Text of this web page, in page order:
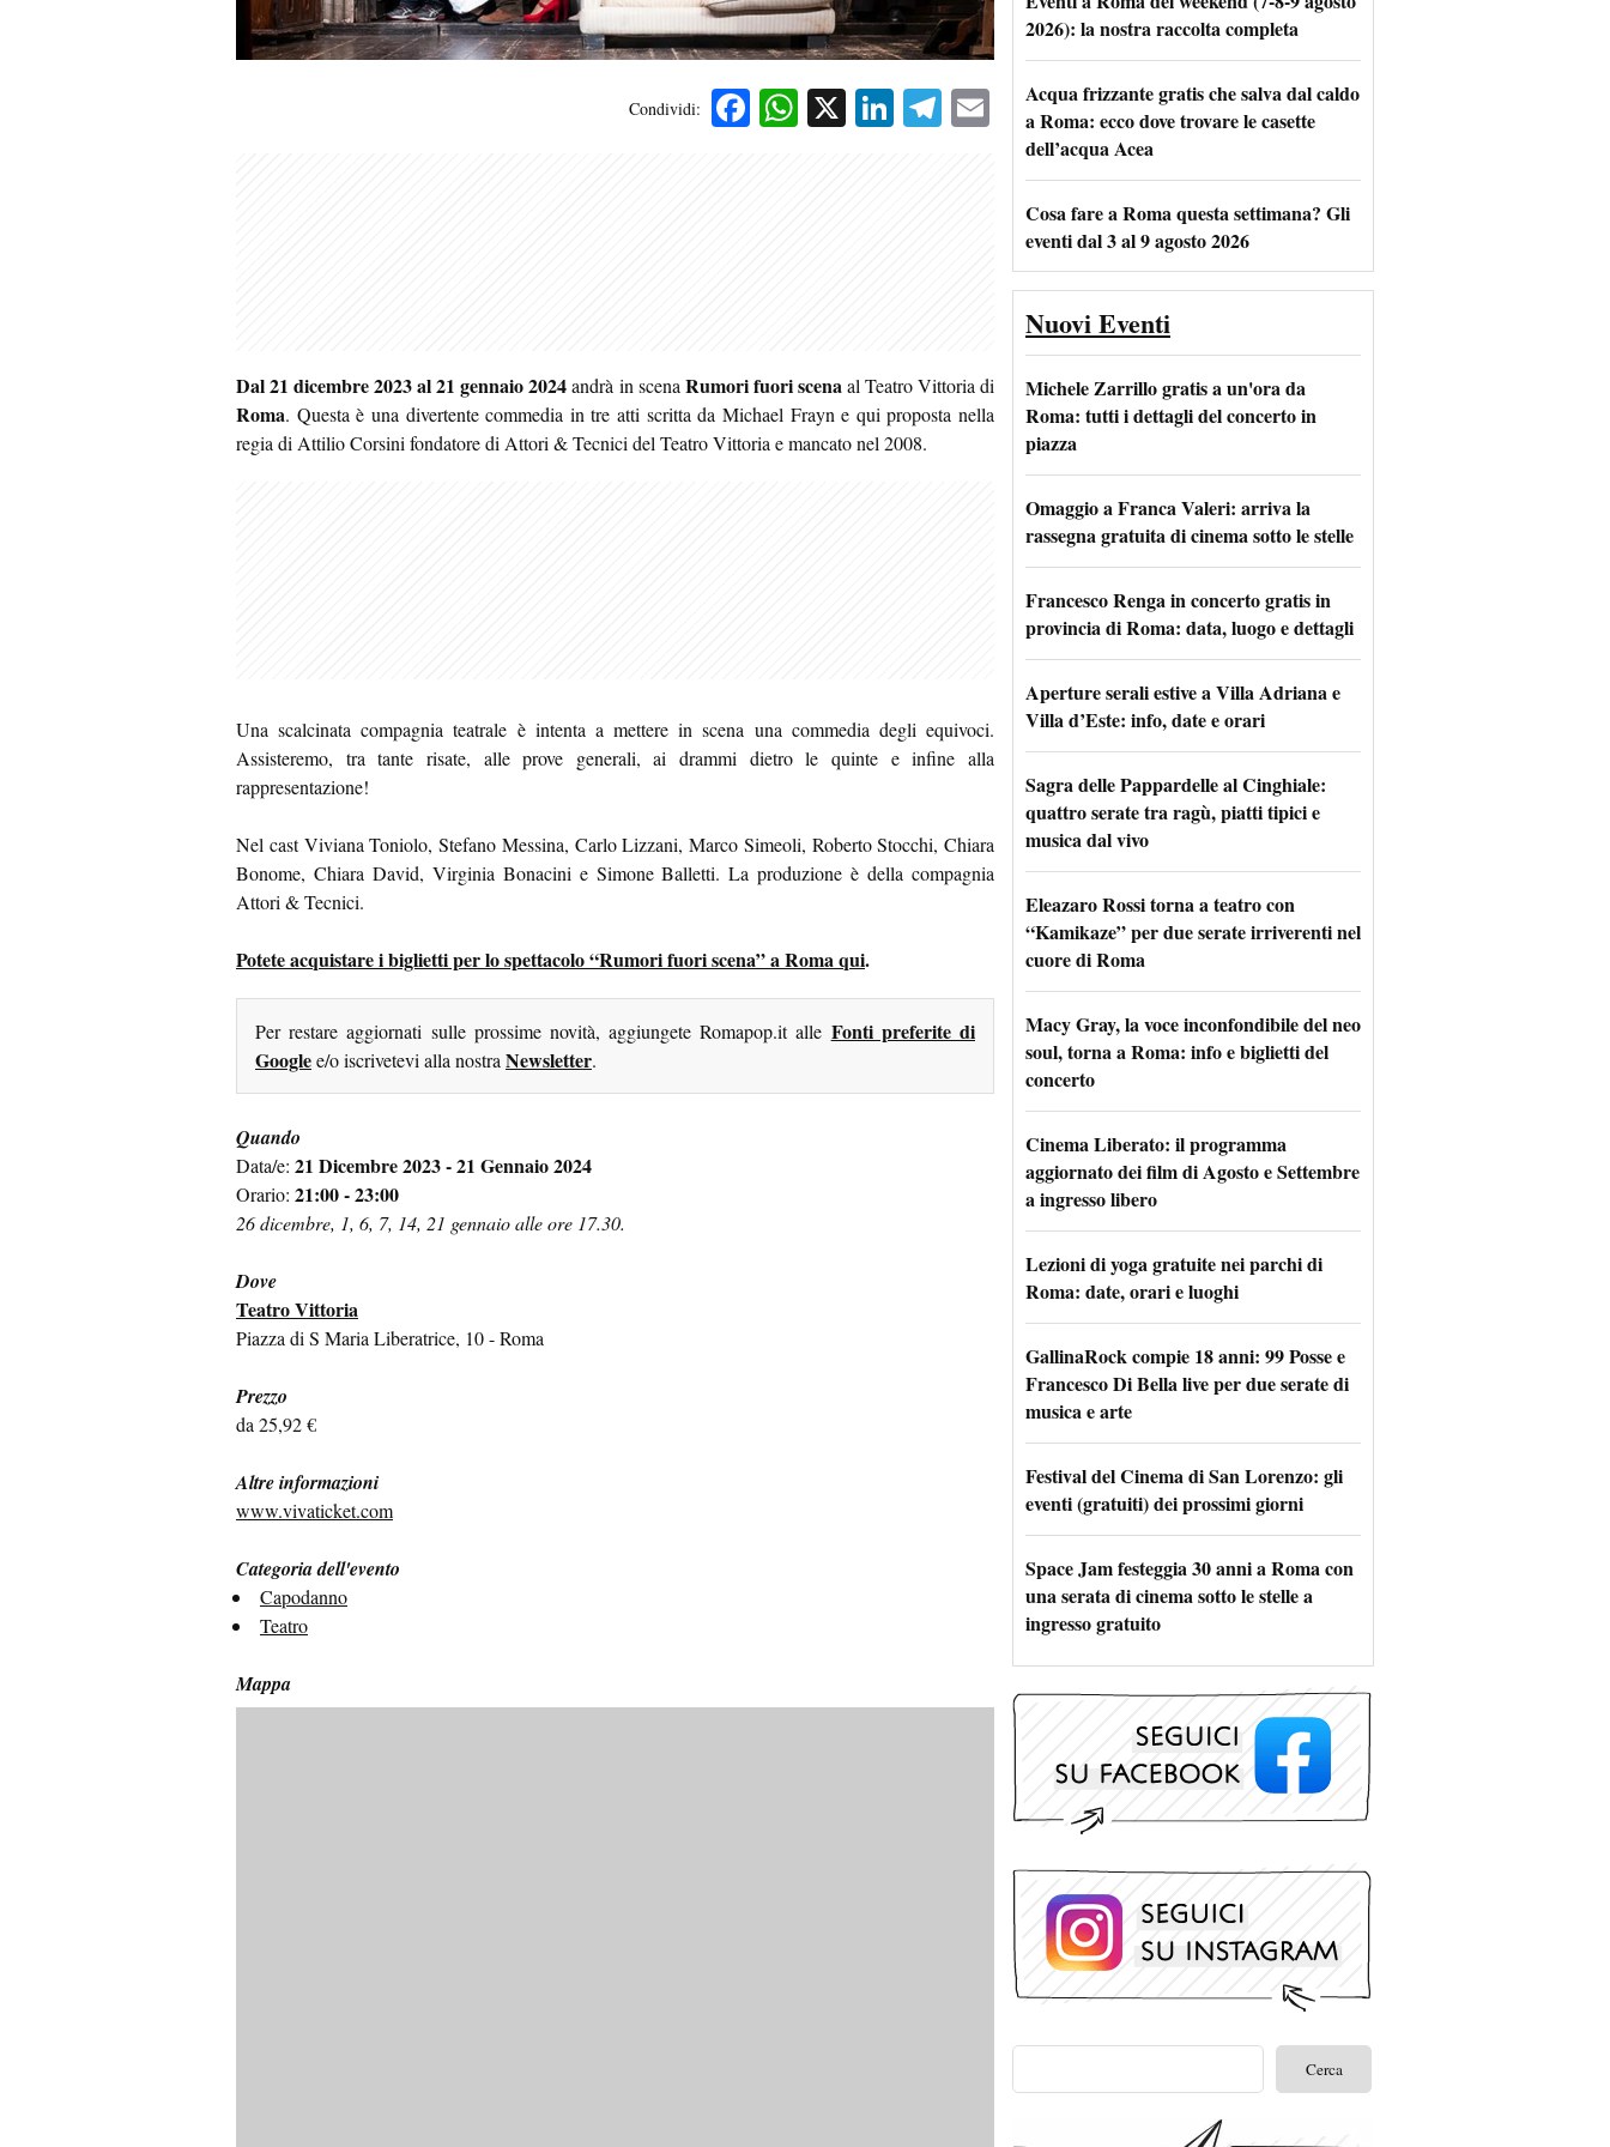
Condividi: Facebook
WhatsApp
X LinkedIn
Telegram
Email
Dal 21 dicembre 2023 al 21 gennaio 2024andrà in scenaRumori fuori scenaal Teatro Vittoria di
Roma. Questa è una divertente commedia in tre atti scritta da Michael Frayn e qui proposta nella
regia di Attilio Corsini fondatore di Attori & Tecnici del Teatro Vittoria e mancato nel 2008.
Una scalcinata compagnia teatrale è intenta a mettere in scena una commedia degli equivoci.
Assisteremo, tra tante risate, alle prove generali, ai drammi dietro le quinte e infine alla
rappresentazione!
Nel cast Viviana Toniolo, Stefano Messina, Carlo Lizzani, Marco Simeoli, Roberto Stocchi, Chiara
Bonome, Chiara David, Virginia Bonacini e Simone Balletti. La produzione è della compagnia
Attori & Tecnici.
Potete acquistare i biglietti per lo spettacolo “Rumori fuori scena” a Roma qui.
Per restare aggiornati sulle prossime novità, aggiungete Romapop.it alle Fonti preferite di
Googlee/o iscrivetevi alla nostraNewsletter.
Quando
Data/e: 21 Dicembre 2023 - 21 Gennaio 2024
Orario: 21:00 - 23:00
26 dicembre, 1, 6, 7, 14, 21 gennaio alle ore 17.30.
Dove
Teatro Vittoria
Piazza di S Maria Liberatrice, 10 - Roma
Prezzo
da 25,92 €
Altre informazioni
www.vivaticket.com
Categoria dell'evento
Capodanno
Teatro
Mappa
2026): la nostra raccolta completa
Acqua frizzante gratis che salva dal caldo
a Roma: ecco dove trovare le casette
dell’acqua Acea
Cosa fare a Roma questa settimana? Gli
eventi dal 3 al 9 agosto 2026
Nuovi Eventi
Michele Zarrillo gratis a un'ora da
Roma: tutti i dettagli del concerto in
piazza
Omaggio a Franca Valeri: arriva la
rassegna gratuita di cinema sotto le stelle
Francesco Renga in concerto gratis in
provincia di Roma: data, luogo e dettagli
Aperture serali estive a Villa Adriana e
Villa d’Este: info, date e orari
Sagra delle Pappardelle al Cinghiale:
quattro serate tra ragù, piatti tipici e
musica dal vivo
Eleazaro Rossi torna a teatro con
“Kamikaze” per due serate irriverenti nel
cuore di Roma
Macy Gray, la voce inconfondibile del neo
soul, torna a Roma: info e biglietti del
concerto
Cinema Liberato: il programma
aggiornato dei film di Agosto e Settembre
a ingresso libero
Lezioni di yoga gratuite nei parchi di
Roma: date, orari e luoghi
GallinaRock compie 18 anni: 99 Posse e
Francesco Di Bella live per due serate di
musica e arte
Festival del Cinema di San Lorenzo: gli
eventi (gratuiti) dei prossimi giorni
Space Jam festeggia 30 anni a Roma con
una serata di cinema sotto le stelle a
ingresso gratuito